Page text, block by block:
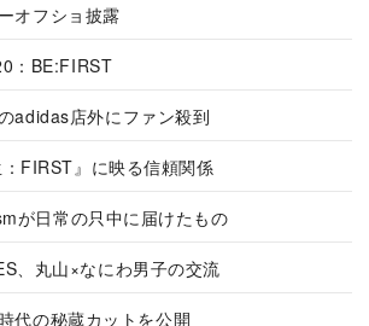
オフショ披露
：BE:FIRST
adidas店外にファン殺到
FIRST』に映る信頼関係
が日常の只中に届けたもの
、丸山×なにわ男子の交流
代の秘蔵カットを公開